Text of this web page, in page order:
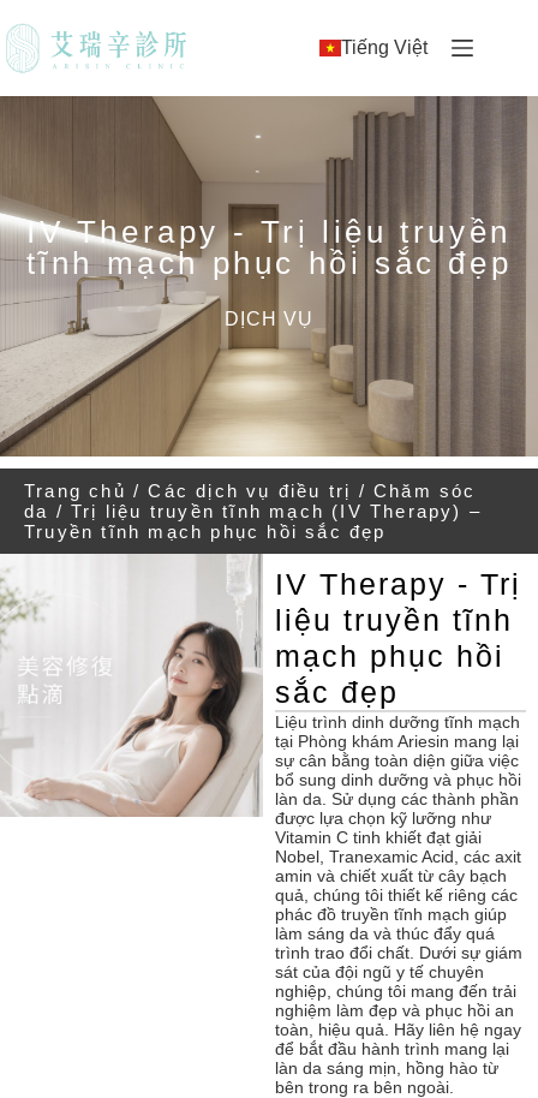
Tiếng Việt
IV Therapy - Trị liệu truyền
tĩnh mạch phục hồi sắc đẹp
DỊCH VỤ
Trang chủ /Các dịch vụ điều trị /Chăm sóc
da / Trị liệu truyền tĩnh mạch (IV Therapy) –
Truyền tĩnh mạch phục hồi sắc đẹp
IV Therapy - Trị
liệu truyền tĩnh
mạch phục hồi
sắc đẹp
Liệu trình dinh dưỡng tĩnh mạch
tại Phòng khám Ariesin mang lại
sự cân bằng toàn diện giữa việc
bổ sung dinh dưỡng và phục hồi
làn da. Sử dụng các thành phần
được lựa chọn kỹ lưỡng như
Vitamin C tinh khiết đạt giải
Nobel, Tranexamic Acid, các axit
amin và chiết xuất từ cây bạch
quả, chúng tôi thiết kế riêng các
phác đồ truyền tĩnh mạch giúp
làm sáng da và thúc đẩy quá
trình trao đổi chất. Dưới sự giám
sát của đội ngũ y tế chuyên
nghiệp, chúng tôi mang đến trải
nghiệm làm đẹp và phục hồi an
toàn, hiệu quả. Hãy liên hệ ngay
để bắt đầu hành trình mang lại
làn da sáng mịn, hồng hào từ
bên trong ra bên ngoài.